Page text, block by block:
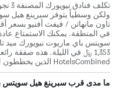
ولكن وسطياً يتوفر سبرينغ هيل
في المنطقة. يمكنك الاستمتاع
سويتس باي ماريوت نيويورك ميد
1,353 ﷼ في الليلة. هذه صفقة
HotelsCombined الذين يخططون لزيارة نيويورك.
ما مدى قرب سبرينغ هيل سويتس